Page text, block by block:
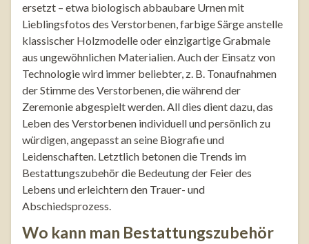
ersetzt – etwa biologisch abbaubare Urnen mit
Lieblingsfotos des Verstorbenen, farbige Särge anstelle
klassischer Holzmodelle oder einzigartige Grabmale
aus ungewöhnlichen Materialien. Auch der Einsatz von
Technologie wird immer beliebter, z. B. Tonaufnahmen
der Stimme des Verstorbenen, die während der
Zeremonie abgespielt werden. All dies dient dazu, das
Leben des Verstorbenen individuell und persönlich zu
würdigen, angepasst an seine Biografie und
Leidenschaften. Letztlich betonen die Trends im
Bestattungszubehör die Bedeutung der Feier des
Lebens und erleichtern den Trauer- und
Abschiedsprozess.
Wo kann man Bestattungszubehör